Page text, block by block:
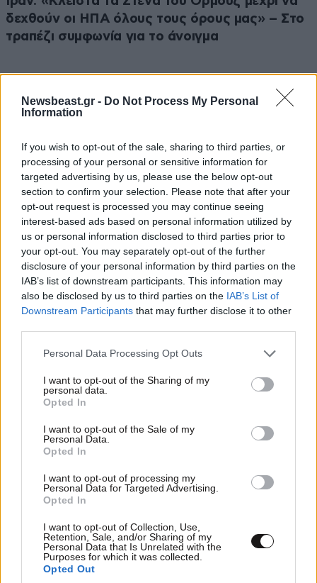
Newsbeast.gr - Do Not Process My Personal
Information
If you wish to opt-out of the sale, sharing to third parties, or
processing of your personal or sensitive information for
targeted advertising by us, please use the below opt-out
section to confirm your selection. Please note that after your
opt-out request is processed you may continue seeing
interest-based ads based on personal information utilized by
us or personal information disclosed to third parties prior to
your opt-out. You may separately opt-out of the further
disclosure of your personal information by third parties on the
IAB’s list of downstream participants. This information may
also be disclosed by us to third parties on the IAB’s List of
Downstream Participants that may further disclose it to other
Please note that this website/app uses one or more Google
not limited to your visit or usage behaviour. You may click to
grant or deny consent to Google and its third-party tags to
use your data for below specified purposes in below Google
consent section.
Personal Data Processing Opt Outs
I want to opt-out of the Sharing of my
personal data.
Opted In
I want to opt-out of the Sale of my
Personal Data.
Opted In
I want to opt-out of processing my
Personal Data for Targeted Advertising.
Opted In
I want to opt-out of Collection, Use,
Retention, Sale, and/or Sharing of my
Personal Data that Is Unrelated with the
Purposes for which it was collected.
Opted Out
δεχθούν οι ΗΠΑ όλους τους όρους μας» – Στο
τραπέζι συμφωνία για το άνοιγμα
Πέντε χρόνια από τη φωτιά που κατέκαψε τη
Βόρεια Εύβοια – Το δάσος πρασινίζει ξανά, οι
Τέλος στις καθυστερήσεις για τις πινακίδες
κυκλοφορίας – Τι αλλάζει με το νέο ψηφιακό